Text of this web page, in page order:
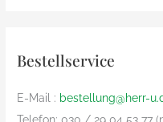
Bestellservice
E-Mail : bestellung@herr-
Telefon: 030 / 29 04 53 77